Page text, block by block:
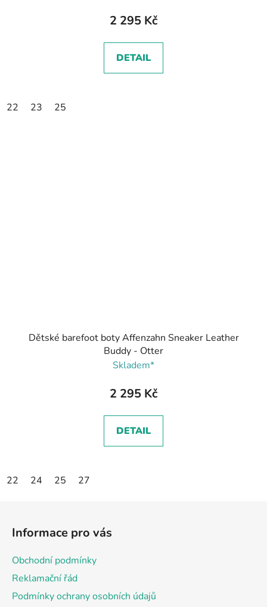
2 295 Kč
DETAIL
22 23 25
Dětské barefoot boty Affenzahn Sneaker Leather
Buddy - Otter
Skladem*
2 295 Kč
DETAIL
22 24 25 27
Informace pro vás
Obchodní podmínky
Reklamační řád
Podmínky ochrany osobních údajů